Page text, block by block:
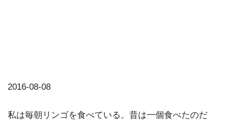
2016-08-08
私は毎朝リンゴを食べている。昔は一個食べたのだ